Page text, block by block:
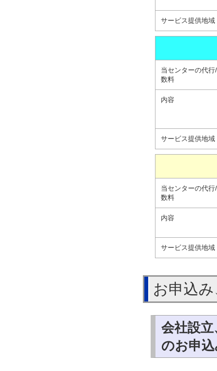
サービス提供地域
当センターの代
数料
内容
サービス提供地域
当センターの代
数料
内容
サービス提供地域
お申込
会社設
のお申